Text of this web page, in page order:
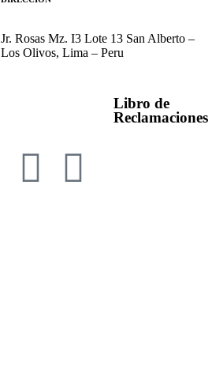
Jr. Rosas Mz. I3 Lote 13 San Alberto –
Los Olivos, Lima – Peru
Libro de
Reclamaciones